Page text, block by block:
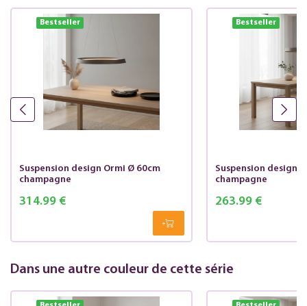
Bestseller
Suspension design Ormi Ø 60cm
champagne
314.99 €
Bestseller
Suspension design
champagne
263.99 €
Dans une autre couleur de cette série